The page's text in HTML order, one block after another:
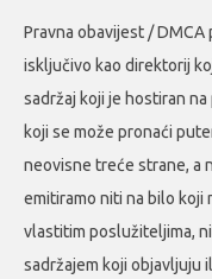
Pravna obavijest /
isključivo kao direktorij
sadržaj koji je hostiran
koji se može pronaći
neovisne treće strane, a
emitiramo niti na bilo koji
vlastitim poslužiteljima,
sadržajem koji objavljuju